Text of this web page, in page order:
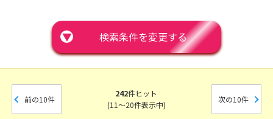
▼ 検索条件を変更する
前の10件
242件ヒット
(11～20件表示中)
次の10件